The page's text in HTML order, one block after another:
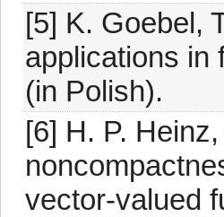
[5] K. Goebel,
applications in
(in Polish).
[6] H. P.
vector-valued